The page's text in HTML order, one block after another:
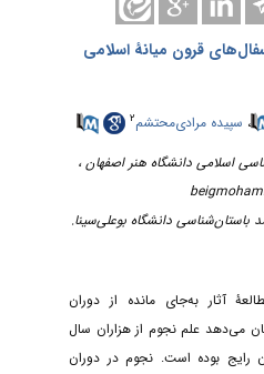
قرون میانۀ اسلامی
،سپیده مرادی‌محتشم
آثار به‌جای مانده از دوران
می‌دهد علم نجوم از هزاران سال
بوده است. نجوم در دوران